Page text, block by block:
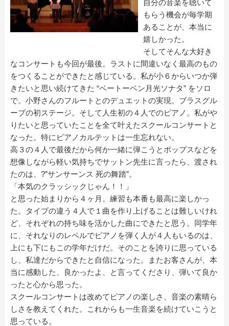
自分の音楽を聴いて
もらう機会が毎学期
あることが、本当に
嬉しかった。
そしてそんな大好き
なコンサートも今回が最後。ラストに間違いなく最高のもの
をつくることができたと感じている。私が小６からいつか弾
きたいと思い続けてきた “ベートーベン月光ソナタ” をソロ
で。小野さんのフルートとのデュエットの実現。ブラスグル
ープの初ステージ。そして人生初の４人でのピアノ。私がや
りたいと思っていたことを全て叶えたスクールコンサートと
なった。特にピアノカルテットは一生忘れない。
高３の４人で最後だから何か一緒に弾こうとポップスなどを
想像しながら軽い気持ちでサットン先生に言ったら、渡され
たのは、?”サンサーンス 死の舞踏”。
「本気のクラッシックじゃん！！」
と思った始まりから４ヶ月。練習も本番も最高に楽しかっ
た。タイプの違う４人で１曲を作り上げることは難しいけれ
ど、それぞれの持ち味を活かした曲にできたと思う。同学年
に、それなりのレベルでピアノを弾く人が４人もいるのは、
上にも下にもこの学年だけだ。そのことを誇りに思っている
し、私達だからできたと自信になった。またお客さんが、本
当に感動した、良かったよ、と言ってくださり、弾いて良か
ったと心から思った。
スクールコンサートは改めてピアノの楽しさ、音楽の素晴ら
しさを教えてくれた。これからも一生音楽を続けていこうと
思っている。